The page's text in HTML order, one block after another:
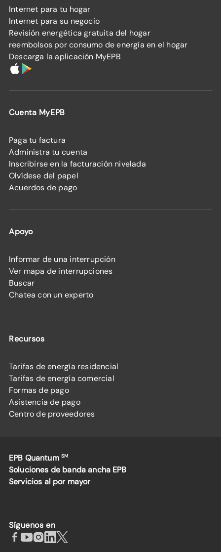
Internet para tu hogar
Internet para su negocio
Revisión energética gratuita del hogar
reembolsos por consumo de energía en el hogar
Descarga la aplicación MyEPB
Cuenta MyEPB
Paga tu factura
Administra tu cuenta
Inscribirse en la facturación nivelada
Olvídese del papel
Acuerdos de pago
Apoyo
Informar de una interrupción
Ver mapa de interrupciones
Buscar
Chatea con un experto
Recursos
Tarifas de energía residencial
Tarifas de energía comercial
Formas de pago
Asistencia de pago
Centro de proveedores
EPB Quantum SM
Soluciones de banda ancha EPB
Servicios al por mayor
Síguenos en